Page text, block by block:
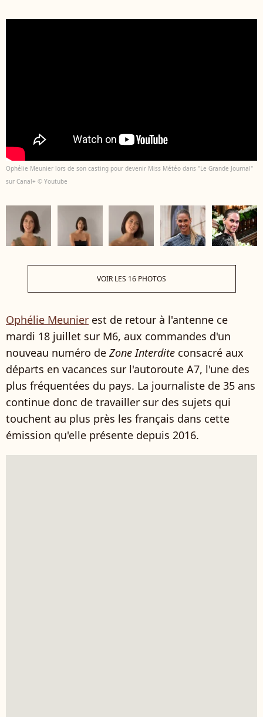
Ophélie Meunier lors de son casting pour devenir Miss Météo dans "Le Grande Journal"
sur Canal+ © Youtube
VOIR LES 16 PHOTOS
Ophélie Meunier est de retour à l'antenne ce
mardi 18 juillet sur M6, aux commandes d'un
nouveau numéro de Zone Interdite consacré aux
départs en vacances sur l'autoroute A7, l'une des
plus fréquentées du pays. La journaliste de 35 ans
continue donc de travailler sur des sujets qui
touchent au plus près les français dans cette
émission qu'elle présente depuis 2016.